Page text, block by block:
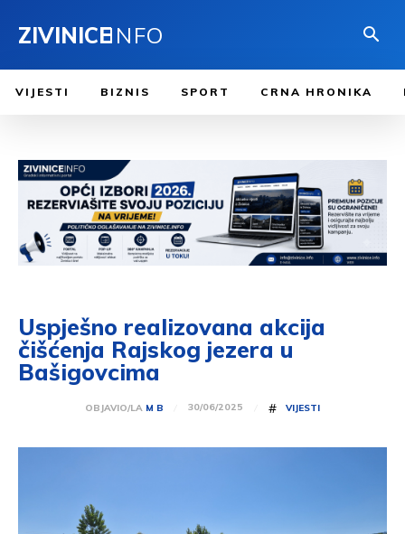
ZIVINICEINFO
VIJESTI BIZNIS SPORT CRNA HRONIKA
Uspješno realizovana akcija
čišćenja Rajskog jezera u
Bašigovcima
OBJAVIO/LA M B 30/06/2025 # VIJESTI